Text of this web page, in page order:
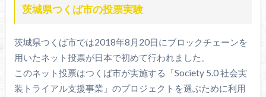
茨城県つくば市の投票実験
茨城県つくば市では2018年8月20日にブロックチェーンを
用いたネット投票が日本で初めて行われました。
このネット投票はつくば市が実施する「Society 5.0 社会実
装トライアル支援事業」のプロジェクトを選ぶために利用